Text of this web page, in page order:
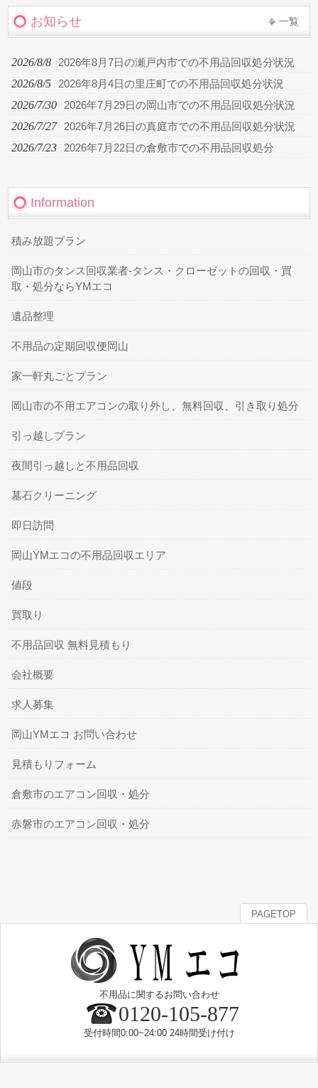
お知らせ 一覧
2026/8/8 2026年8月7日の瀬戸内市での不用品回収処分状況
2026/8/5 2026年8月4日の里庄町での不用品回収処分状況
2026/7/30 2026年7月29日の岡山市での不用品回収処分状況
2026/7/27 2026年7月26日の真庭市での不用品回収処分状況
2026/7/23 2026年7月22日の倉敷市での不用品回収処分
Information
積み放題プラン
岡山市のタンス回収業者-タンス・クローゼットの回収・買
取・処分ならYMエコ
遺品整理
不用品の定期回収便岡山
家一軒丸ごとプラン
岡山市の不用エアコンの取り外し、無料回収、引き取り処分
引っ越しプラン
夜間引っ越しと不用品回収
墓石クリーニング
即日訪問
岡山YMエコの不用品回収エリア
値段
買取り
不用品回収 無料見積もり
会社概要
求人募集
岡山YMエコ お問い合わせ
見積もりフォーム
倉敷市のエアコン回収・処分
赤磐市のエアコン回収・処分
PAGETOP
不用品に関するお問い合わせ
0120-105-877
受付時間0:00~24:00 24時間受け付け